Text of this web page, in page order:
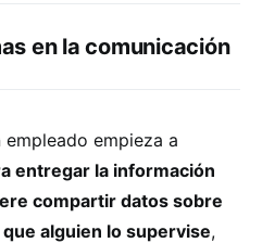
en la comunicación
empieza a
entregar la información
compartir datos sobre
alguien lo supervise,